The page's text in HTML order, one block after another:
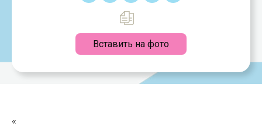
Вставить на фото
«